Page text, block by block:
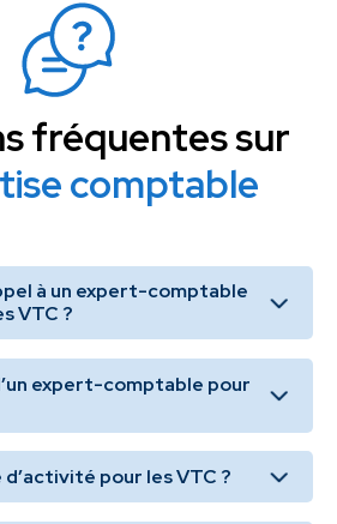
fréquentes sur
comptable
à un expert-comptable
VTC ?
spécialisé dans les VTC connaît
fiscales, sociales et
ce métier. Il accompagne les
quotidienne de leur
de respecter les échéances
déclarations sociales ou de
expert-comptable pour
pour mission principale d’assurer la
de l’entreprise, notamment :
pour les VTC ?